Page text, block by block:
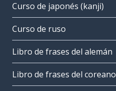
Curso de japonés (kanji)
Curso de ruso
Libro de frases del alemán
Libro de frases del coreano